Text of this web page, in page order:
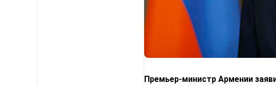
Премьер-министр Армении